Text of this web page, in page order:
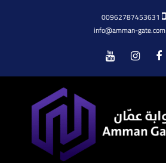
info@amman-gate.com